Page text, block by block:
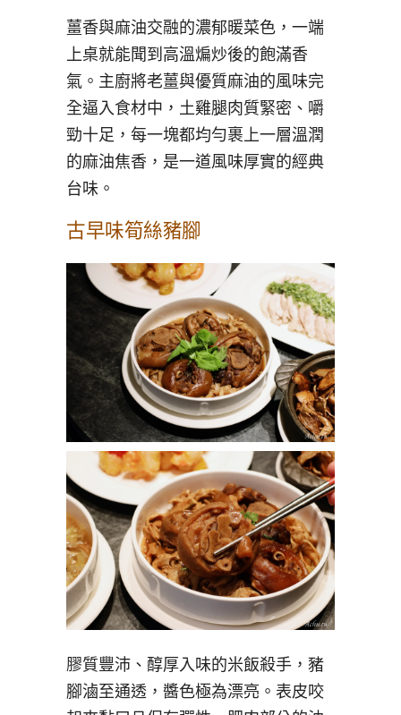
薑香與麻油交融的濃郁暖菜色，一端
上桌就能聞到高溫煸炒後的飽滿香
氣。主廚將老薑與優質麻油的風味完
全逼入食材中，土雞腿肉質緊密、嚼
勁十足，每一塊都均勻裹上一層溫潤
的麻油焦香，是一道風味厚實的經典
台味。
古早味筍絲豬腳
膠質豐沛、醇厚入味的米飯殺手，豬
腳滷至通透，醬色極為漂亮。表皮咬